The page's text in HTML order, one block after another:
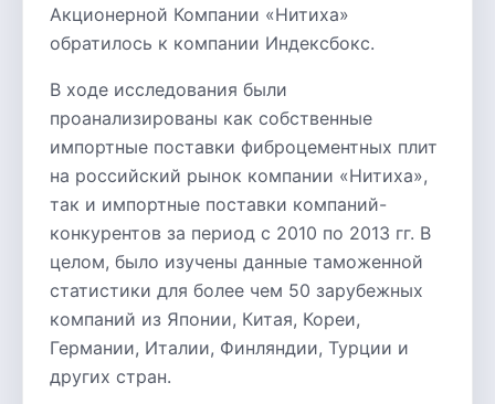
Акционерной Компании «Нитиха»
обратилось к компании Индексбокс.
В ходе исследования были
проанализированы как собственные
импортные поставки фиброцементных плит
на российский рынок компании «Нитиха»,
так и импортные поставки компаний-
конкурентов за период с 2010 по 2013 гг. В
целом, было изучены данные таможенной
статистики для более чем 50 зарубежных
компаний из Японии, Китая, Кореи,
Германии, Италии, Финляндии, Турции и
других стран.